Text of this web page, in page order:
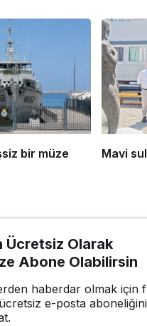
bir müze Mavi
Ücretsiz Olarak
Abone Olabilirsin
haberdar olmak için
e-posta aboneliğini